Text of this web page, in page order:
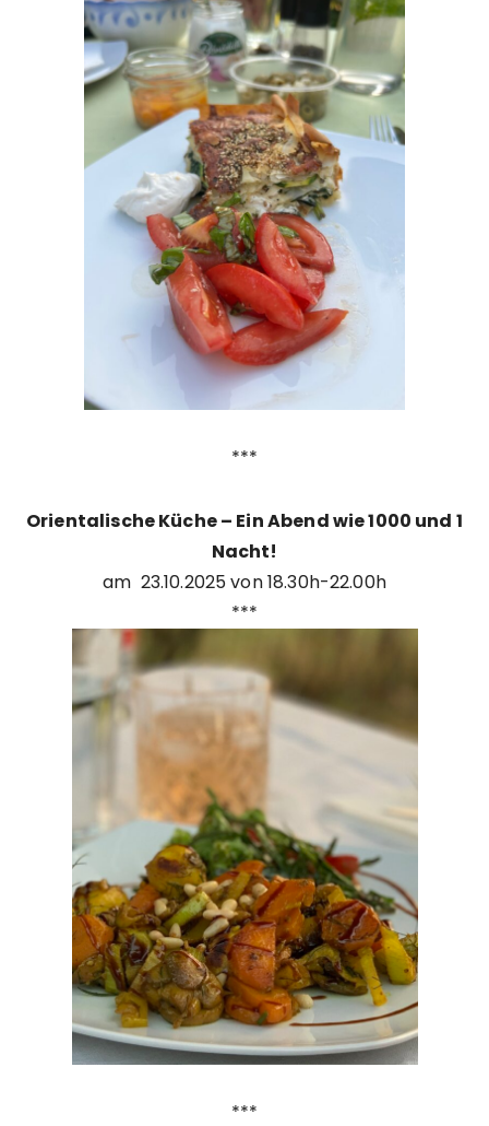
***
Orientalische Küche – Ein Abend wie 1000 und 1
Nacht!
am 23.10.2025 von 18.30h-22.00h
***
***